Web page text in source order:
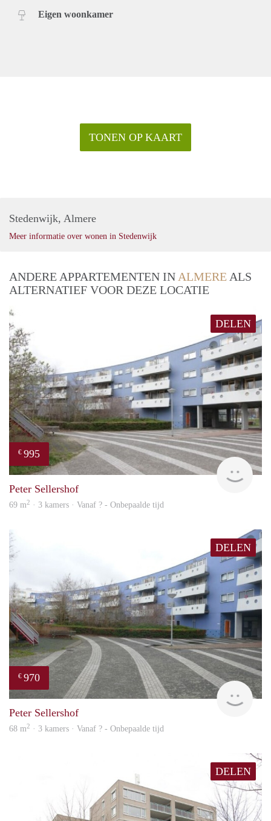
Eigen woonkamer
TONEN OP KAART
Stedenwijk, Almere
Meer informatie over wonen in Stedenwijk
ANDERE APPARTEMENTEN IN ALMERE ALS
ALTERNATIEF VOOR DEZE LOCATIE
DELEN
€ 995
Peter Sellershof
69 m2 · 3 kamers · Vanaf ? - Onbepaalde tijd
DELEN
€ 970
Peter Sellershof
68 m2 · 3 kamers · Vanaf ? - Onbepaalde tijd
DELEN